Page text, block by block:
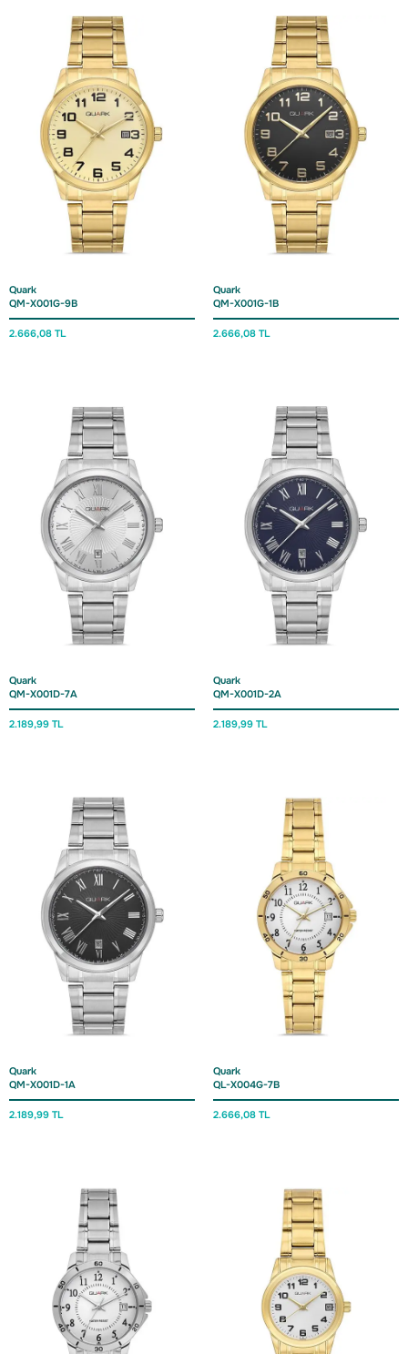
Quark
QM-X001G-9B
2.666,08 TL
Quark
QM-X001G-1B
2.666,08 TL
Quark
QM-X001D-7A
2.189,99 TL
Quark
QM-X001D-2A
2.189,99 TL
Quark
QM-X001D-1A
2.189,99 TL
Quark
QL-X004G-7B
2.666,08 TL